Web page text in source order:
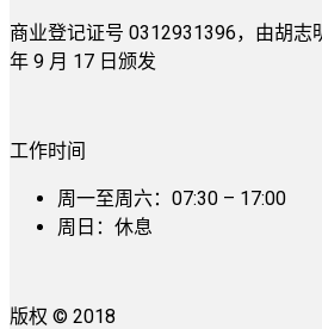
商业登记证号 0312931396，由胡志
年 9 月 17 日颁发
工作时间
周一至周六：07:30 – 17:00
周日：休息
版权 © 2018